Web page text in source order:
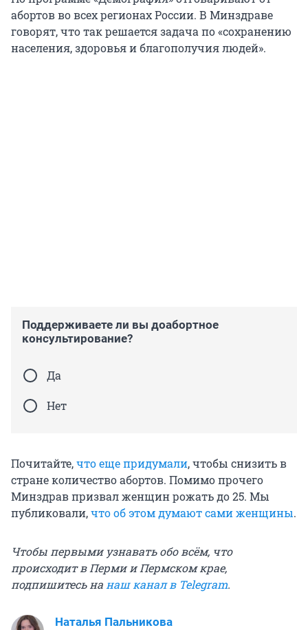
абортов во всех регионах России. В Минздраве
говорят, что так решается задача по «сохранению
населения, здоровья и благополучия людей».
Поддерживаете ли вы доабортное
консультирование?
Да
Нет
Почитайте,что еще придумали, чтобы снизить в
стране количество абортов. Помимо прочего
Минздрав призвал женщин рожать до 25. Мы
публиковали,что об этом думают сами женщины.
Чтобы первыми узнавать обо всём, что
происходит в Перми и Пермском крае,
подпишитесь нанаш канал в Telegram.
Наталья Пальникова